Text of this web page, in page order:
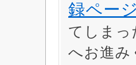
録ページ
てしまっ
へお進み